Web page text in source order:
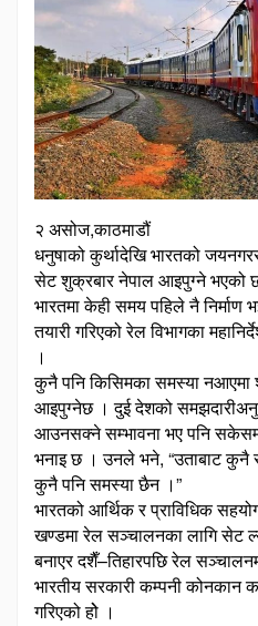
२ असोज,काठमाडौं
धनुषाको कुर्थादेखि भारतको
सेट शुक्रबार नेपाल आइपुग्ने भएको
भारतमा केही समय पहिले नै
तयारी गरिएको रेल विभागका
।
कुनै पनि किसिमका समस्या
आइपुग्नेछ । दुई देशको
आउनसक्ने सम्भावना भए पनि
भनाइ छ । उनले भने, “उताबाट कुनै
कुनै पनि समस्या छैन ।”
भारतको आर्थिक र प्राविधिक
खण्डमा रेल सञ्चालनका लागि सेट
बनाएर दशैँ–तिहारपछि रेल
भारतीय सरकारी कम्पनी कोनकान
गरिएको होे ।